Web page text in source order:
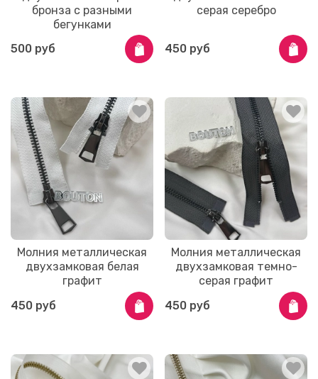
бронза с разными
бегунками
500 руб
серая серебро
450 руб
Молния металлическая
двухзамковая белая
графит
450 руб
Молния металлическая
двухзамковая темно-
серая графит
450 руб